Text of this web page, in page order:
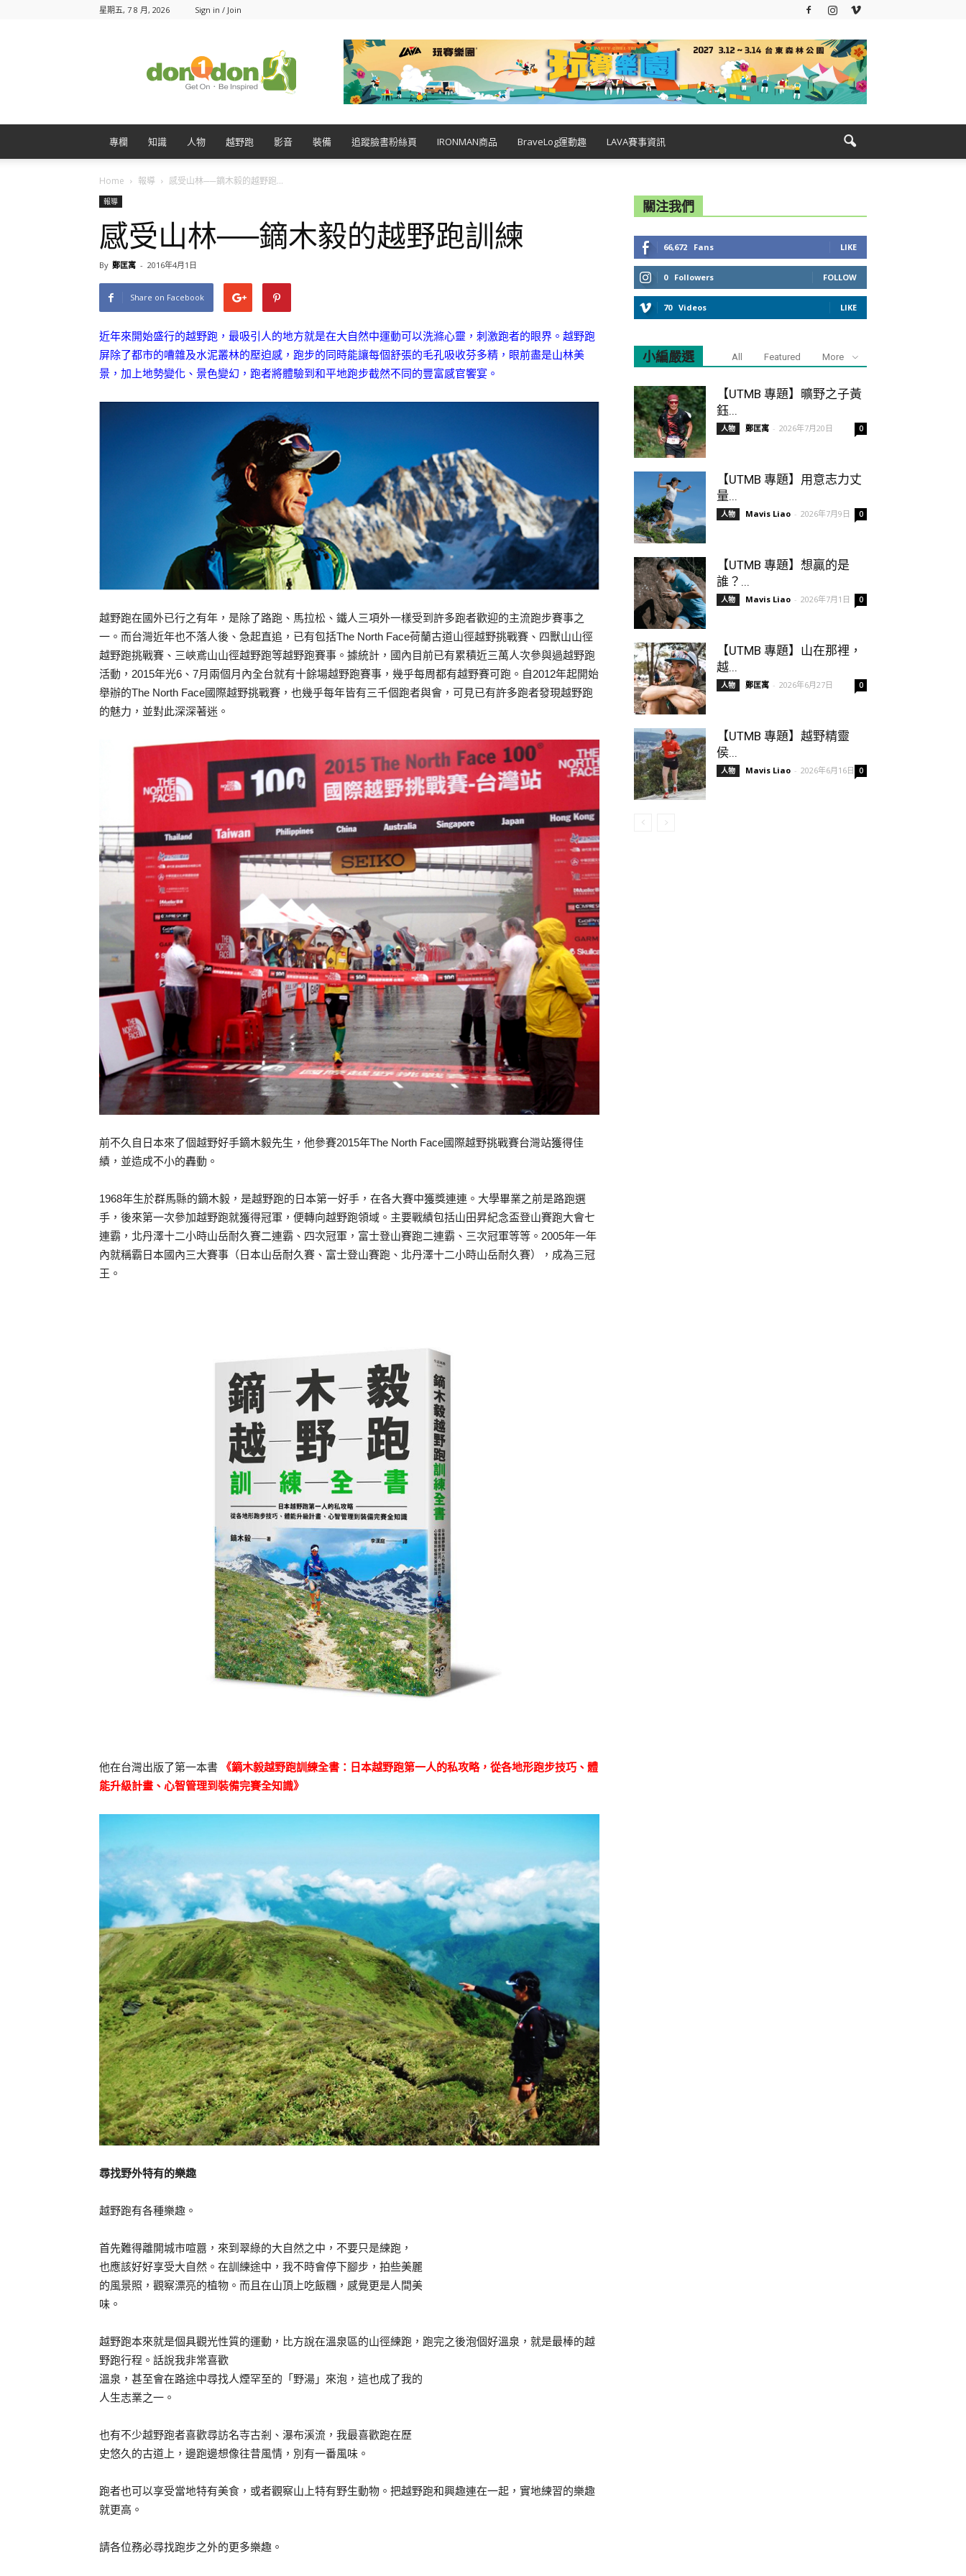
星期五, 7 8 月, 2026 Sign in / Join
專欄 知識 人物 越野跑 影音 裝備 追蹤臉書粉絲頁 IRONMAN商品 BraveLog運動趣 LAVA賽事資訊
Home 報導 感受山林──鏑木毅的越野跑...
報導
感受山林──鏑木毅的越野跑訓練
By 鄭匡寓 - 2016年4月1日
Share on Facebook
近年來開始盛行的越野跑，最吸引人的地方就是在大自然中運動可以洗滌心靈，刺激跑者的眼界。越野跑
屏除了都市的嘈雜及水泥叢林的壓迫感，跑步的同時能讓每個舒張的毛孔吸收芬多精，眼前盡是山林美
景，加上地勢變化、景色變幻，跑者將體驗到和平地跑步截然不同的豐富感官饗宴。
越野跑在國外已行之有年，是除了路跑、馬拉松、鐵人三項外一樣受到許多跑者歡迎的主流跑步賽事之
一。而台灣近年也不落人後、急起直追，已有包括The North Face荷蘭古道山徑越野挑戰賽、四獸山山徑
越野跑挑戰賽、三峽鳶山山徑越野跑等越野跑賽事。據統計，國內目前已有累積近三萬人次參與過越野跑
活動，2015年光6、7月兩個月內全台就有十餘場越野跑賽事，幾乎每周都有越野賽可跑。自2012年起開始
舉辦的The North Face國際越野挑戰賽，也幾乎每年皆有三千個跑者與會，可見已有許多跑者發現越野跑
的魅力，並對此深深著迷。
前不久自日本來了個越野好手鏑木毅先生，他參賽2015年The North Face國際越野挑戰賽台灣站獲得佳
績，並造成不小的轟動。
1968年生於群馬縣的鏑木毅，是越野跑的日本第一好手，在各大賽中獲獎連連。大學畢業之前是路跑選
手，後來第一次參加越野跑就獲得冠軍，便轉向越野跑領域。主要戰績包括山田昇紀念盃登山賽跑大會七
連霸，北丹澤十二小時山岳耐久賽二連霸、四次冠軍，富士登山賽跑二連霸、三次冠軍等等。2005年一年
內就稱霸日本國內三大賽事（日本山岳耐久賽、富士登山賽跑、北丹澤十二小時山岳耐久賽），成為三冠
王。
他在台灣出版了第一本書
《鏑木毅越野跑訓練全書：日本越野跑第一人的私攻略，從各地形跑步技巧、體
能升級計畫、心智管理到裝備完賽全知識》
尋找野外特有的樂趣
越野跑有各種樂趣。
首先難得離開城市喧囂，來到翠綠的大自然之中，不要只是練跑，
也應該好好享受大自然。在訓練途中，我不時會停下腳步，拍些美麗
的風景照，觀察漂亮的植物。而且在山頂上吃飯糰，感覺更是人間美
味。
越野跑本來就是個具觀光性質的運動，比方說在溫泉區的山徑練跑，跑完之後泡個好溫泉，就是最棒的越
野跑行程。話說我非常喜歡
溫泉，甚至會在路途中尋找人煙罕至的「野湯」來泡，這也成了我的
人生志業之一。
也有不少越野跑者喜歡尋訪名寺古剎、瀑布溪流，我最喜歡跑在歷
史悠久的古道上，邊跑邊想像往昔風情，別有一番風味。
跑者也可以享受當地特有美食，或者觀察山上特有野生動物。把越野跑和興趣連在一起，實地練習的樂趣
就更高。
請各位務必尋找跑步之外的更多樂趣。
關注我們
66,672 Fans LIKE
0 Followers FOLLOW
70 Videos LIKE
小編嚴選 All Featured More
【UTMB 專題】曠野之子黃
鈺...
人物 鄭匡寓 - 2026年7月20日 0
【UTMB 專題】用意志力丈
量...
人物 Mavis Liao - 2026年7月9日 0
【UTMB 專題】想贏的是
誰？...
人物 Mavis Liao - 2026年7月1日 0
【UTMB 專題】山在那裡，
越...
人物 鄭匡寓 - 2026年6月27日 0
【UTMB 專題】越野精靈
侯...
人物 Mavis Liao - 2026年6月16日 0